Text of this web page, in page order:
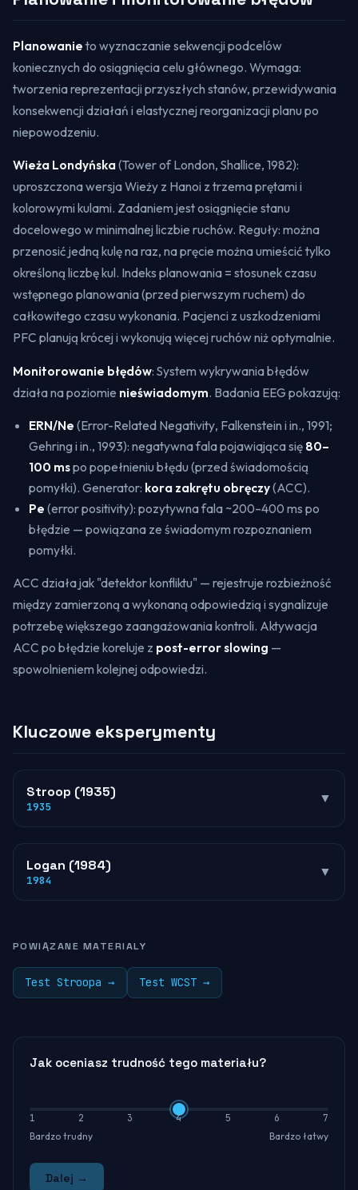
Planowanie to wyznaczanie sekwencji podcelów
koniecznych do osiągnięcia celu głównego. Wymaga:
tworzenia reprezentacji przyszłych stanów, przewidywania
konsekwencji działań i elastycznej reorganizacji planu po
niepowodzeniu.
Wieża Londyńska(Tower of London, Shallice, 1982):
uproszczona wersja Wieży z Hanoi z trzema prętami i
kolorowymi kulami. Zadaniem jest osiągnięcie stanu
docelowego w minimalnej liczbie ruchów. Reguły: można
przenosić jedną kulę na raz, na pręcie można umieścić tylko
określoną liczbę kul. Indeks planowania = stosunek czasu
wstępnego planowania (przed pierwszym ruchem) do
całkowitego czasu wykonania. Pacjenci z uszkodzeniami
PFC planują krócej i wykonują więcej ruchów niż optymalnie.
Monitorowanie błędów: System wykrywania błędów
działa na poziomie nieświadomym. Badania EEG pokazują:
ERN/Ne (Error-Related Negativity, Falkenstein i in., 1991;
Gehring i in., 1993): negatywna fala pojawiająca się 80–
100 mspo popełnieniu błędu (przed świadomością
pomyłki). Generator: kora zakrętu obręczy(ACC).
Pe (error positivity): pozytywna fala ~200–400 ms po
błędzie — powiązana ze świadomym rozpoznaniem
pomyłki.
ACC działa jak "detektor konfliktu" — rejestruje rozbieżność
między zamierzoną a wykonaną odpowiedzią i sygnalizuje
potrzebę większego zaangażowania kontroli. Aktywacja
ACC po błędzie koreluje z post-error slowing —
spowolnieniem kolejnej odpowiedzi.
Kluczowe eksperymenty
Stroop (1935)
1935
▼
Logan (1984)
1984
▼
POWIĄZANE MATERIALY
Test Stroopa → Test WCST →
Jak oceniasz trudność tego materiału?
1 2 3 4 5 6
7
Bardzo trudny
Bardzo łatwy
Dalej →